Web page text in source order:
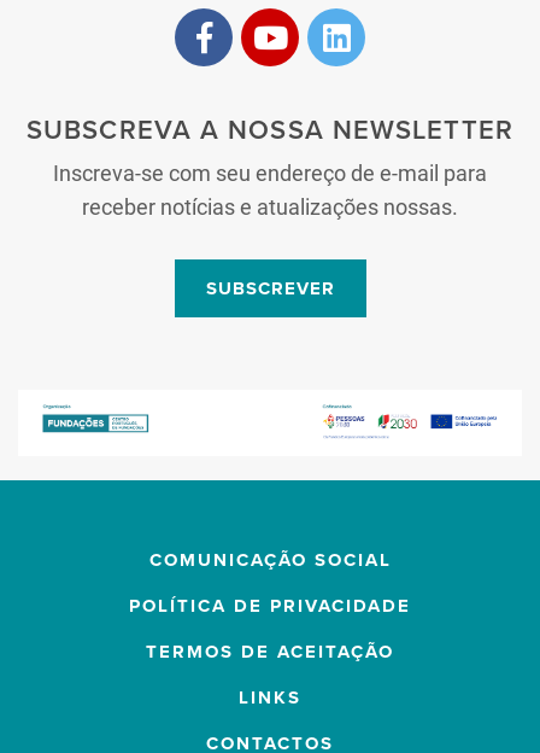
SUBSCREVA A NOSSA NEWSLETTER
Inscreva-se com seu endereço de e-mail para
receber notícias e atualizações nossas.
SUBSCREVER
COMUNICAÇÃO SOCIAL
POLÍTICA DE PRIVACIDADE
TERMOS DE ACEITAÇÃO
LINKS
CONTACTOS